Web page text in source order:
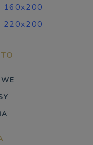
160x200
220x200